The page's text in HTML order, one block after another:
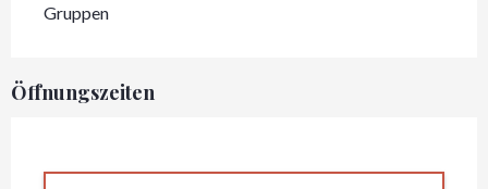
Gruppen
Öffnungszeiten